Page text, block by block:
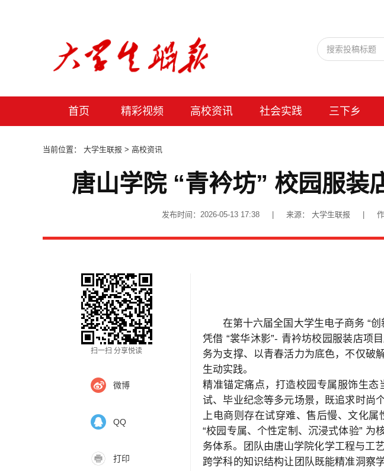
首页 精彩视频 高校资讯 社会实践 三下乡
当前位置： 大学生联报 > 高校资讯
唐山学院 “青衿坊” 校园服装
发布时间：2026-05-13 17:38 | 来源： 大学生联报 |
扫一扫 分享悦读
微博
QQ
打印
在第十六届全国大学生电子商务 “
凭借 “裳华沐影”- 青衿坊校园服装店项
务为支撑、以青春活力为底色，不仅破
生动实践。
精准锚定痛点，打造校园专属服饰生
试、毕业纪念等多元场景，既追求时尚
上电商则存在试穿难、售后慢、文化
“校园专属、个性定制、沉浸式体验”
务体系。团队由唐山学院化学工程与工
跨学科的知识结构让团队既能精准洞察